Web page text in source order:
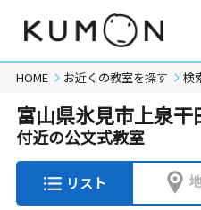
HOME お近くの教室を探す 検
富山県氷見市上泉干
付近の公文式教室
リスト